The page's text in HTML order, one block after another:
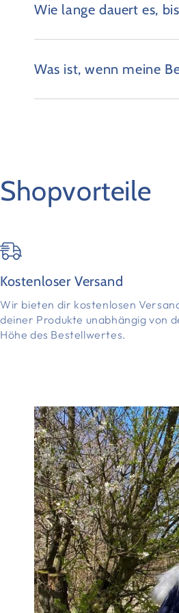
Wie lange dauert es,
Was ist, wenn meine
Shopvorteile
Kostenloser Versand
Wir bieten dir kostenlosen
deiner Produkte unabhängig von
Höhe des Bestellwertes.